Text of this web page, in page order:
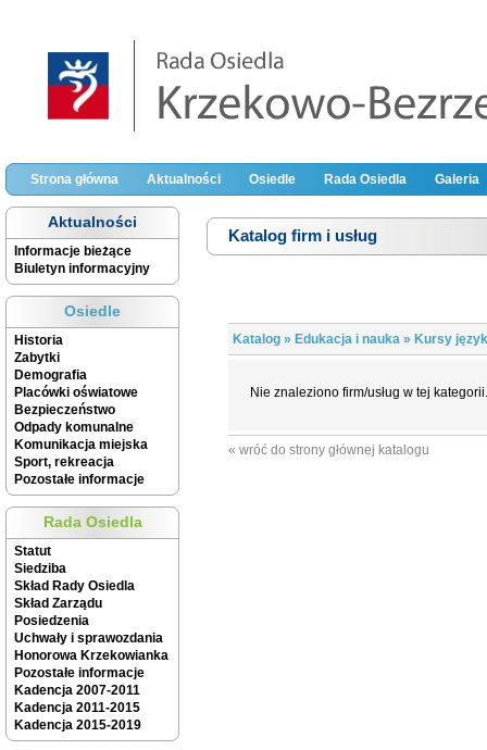
Strona główna Aktualności Osiedle Rada Osiedla Galeria
Aktualności
Informacje bieżące
Biuletyn informacyjny
Osiedle
Historia
Zabytki
Demografia
Placówki oświatowe
Bezpieczeństwo
Odpady komunalne
Komunikacja miejska
Sport, rekreacja
Pozostałe informacje
Rada Osiedla
Statut
Siedziba
Skład Rady Osiedla
Skład Zarządu
Posiedzenia
Uchwały i sprawozdania
Honorowa Krzekowianka
Pozostałe informacje
Kadencja 2007-2011
Kadencja 2011-2015
Kadencja 2015-2019
Katalog firm i usług
Katalog » Edukacja i nauka » Kursy
Nie znaleziono firm/usług w tej kategorii.
« wróć do strony głównej katalogu